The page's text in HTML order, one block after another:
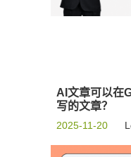
AI文章可以在
写的文章？
2025-11-20